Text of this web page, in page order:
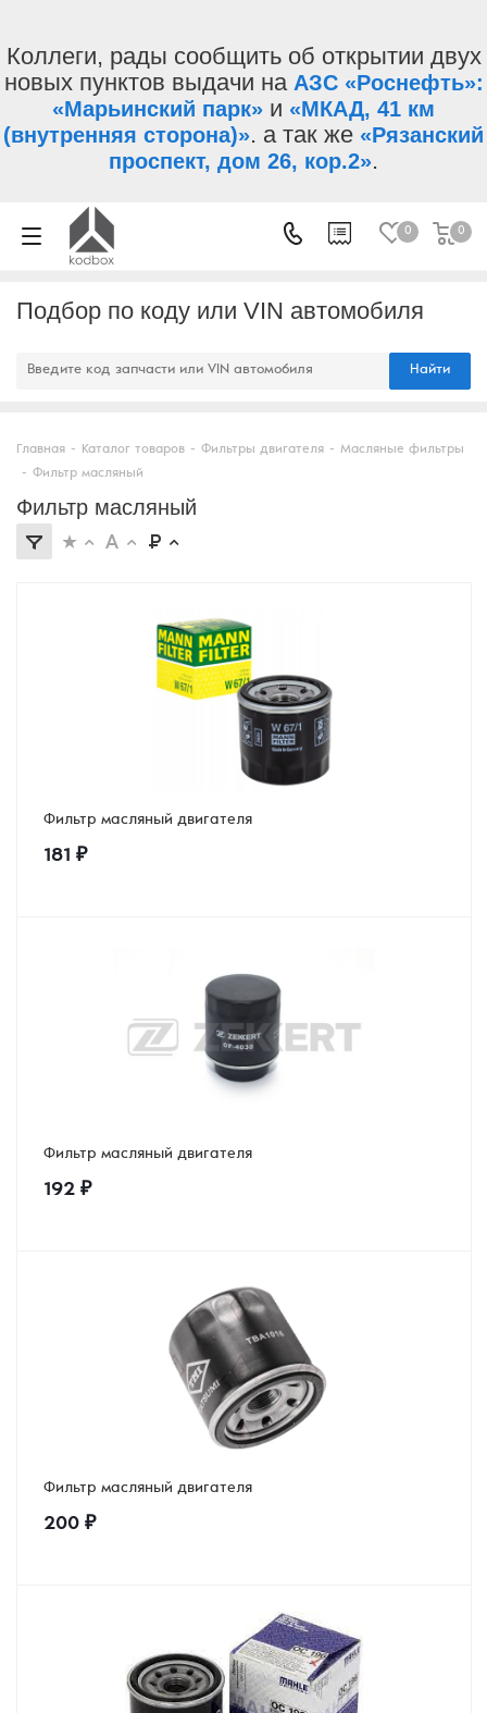
Коллеги, рады сообщить об открытии двух
новых пунктов выдачи на АЗС «Роснефть»:
«Марьинский парк» и «МКАД, 41 км
(внутренняя сторона)». а так же «Рязанский
проспект, дом 26, кор.2».
0 0
Подбор по коду или VIN автомобиля
Найти
Главная - Каталог товаров - Фильтры двигателя - Масляные фильтры
- Фильтр масляный
Фильтр масляный
Фильтр масляный двигателя
181 ₽
Фильтр масляный двигателя
192 ₽
Фильтр масляный двигателя
200 ₽